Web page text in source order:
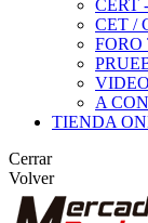
CERT
CET /
FORO
A
TIENDA
Cerrar
Volver